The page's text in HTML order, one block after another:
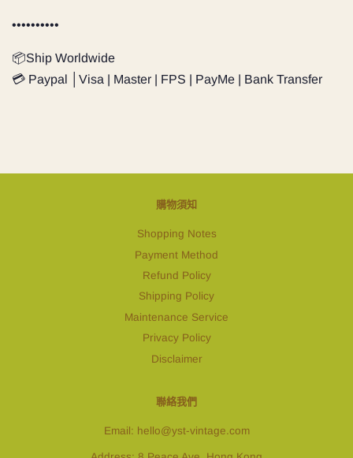
••••••••••
📦Ship Worldwide
💳 Paypal │Visa | Master | FPS | PayMe | Bank Transfer
購物須知
Shopping Notes
Payment Method
Refund Policy
Shipping Policy
Maintenance Service
Privacy Policy
Disclaimer
聯絡我們
Email: hello@yst-vintage.com